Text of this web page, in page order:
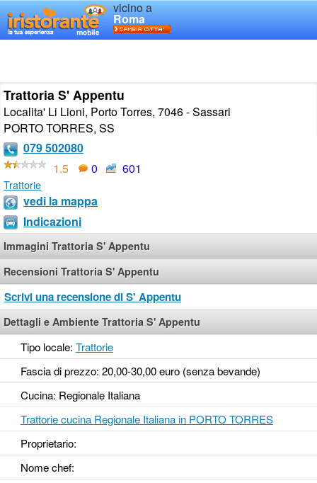
vicino a
Roma
Trattoria S' Appentu
Localita' Li Lioni, Porto Torres, 7046 - Sassari
PORTO TORRES, SS
079 502080
1.5
0 601
Trattorie
vedi la mappa
Indicazioni
Immagini Trattoria S' Appentu
Recensioni Trattoria S' Appentu
Scrivi una recensione di S' Appentu
Dettagli e Ambiente Trattoria S' Appentu
Tipo locale: Trattorie
Fascia di prezzo: 20,00-30,00 euro (senza bevande)
Cucina: Regionale Italiana
Trattorie cucina Regionale Italiana in PORTO TORRES
Proprietario:
Nome chef: